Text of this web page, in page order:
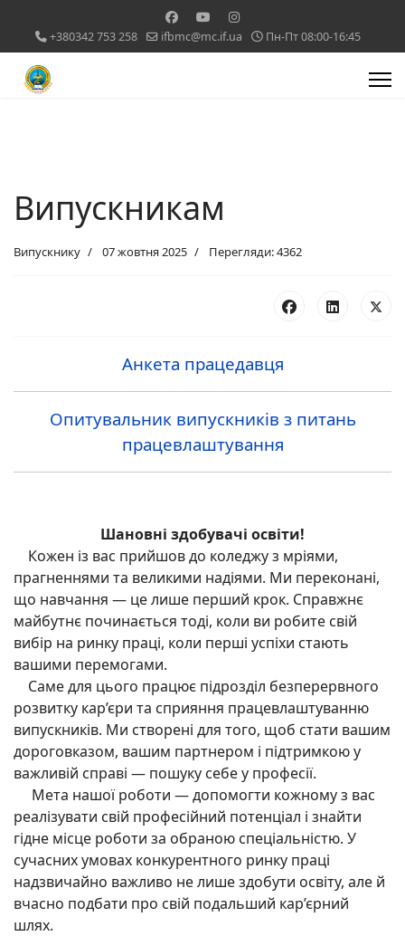
+380342 753 258 ifbmc@mc.if.ua Пн-Пт 08:00-16:45
Випускникам
Випускнику 07 жовтня 2025 Перегляди: 4362
Анкета працедавця
Опитувальник випускників з питань
працевлаштування
Шановні здобувачі освіти!
Кожен із вас прийшов до коледжу з мріями,
прагненнями та великими надіями. Ми переконані,
що навчання — це лише перший крок. Справжнє
майбутнє починається тоді, коли ви робите свій
вибір на ринку праці, коли перші успіхи стають
вашими перемогами.
Саме для цього працює підрозділ безперервного
розвитку кар’єри та сприяння працевлаштуванню
випускників. Ми створені для того, щоб стати вашим
дороговказом, вашим партнером і підтримкою у
важливій справі — пошуку себе у професії.
Мета нашої роботи — допомогти кожному з вас
реалізувати свій професійний потенціал і знайти
гідне місце роботи за обраною спеціальністю. У
сучасних умовах конкурентного ринку праці
надзвичайно важливо не лише здобути освіту, але й
вчасно подбати про свій подальший кар’єрний
шлях.